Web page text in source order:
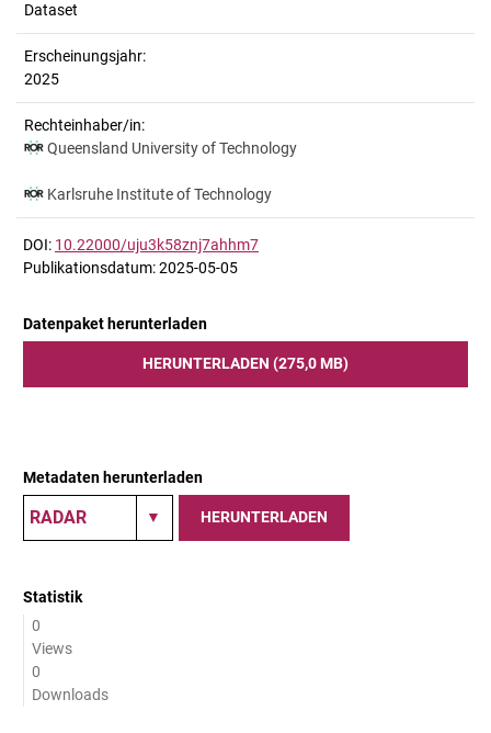
Dataset
Erscheinungsjahr:
2025
Rechteinhaber/in:
Queensland University of Technology
Karlsruhe Institute of Technology
DOI: 10.22000/uju3k58znj7ahhm7
Publikationsdatum: 2025-05-05
Datenpaket herunterladen
HERUNTERLADEN (275,0 MB)
Metadaten herunterladen
HERUNTERLADEN
Statistik
0
Views
0
Downloads